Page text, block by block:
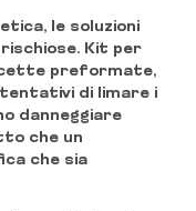
le soluzioni
Kit per
preformate,
di limare i
danneggiare
che un
che sia